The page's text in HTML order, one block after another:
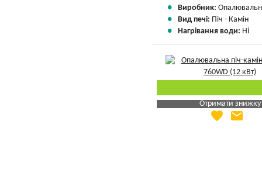
Виробник:
Вид печі: Піч - Камін
Нагрівання води: Ні
Отримати знижку
Яка Ваша ціна
favorite email